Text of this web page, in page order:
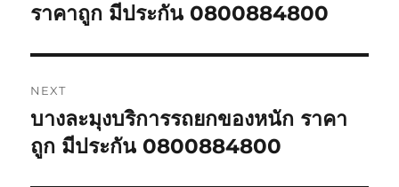
post:
ราคาถูก มีประกัน 0800884800
NEXT
Next
post:
บางละมุงบริการรถยกของหนัก ราคา
ถูก มีประกัน 0800884800